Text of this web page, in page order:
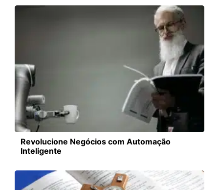
Revolucione Negócios com Automação
Inteligente